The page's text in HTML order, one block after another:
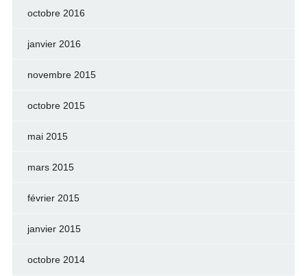
octobre 2016
janvier 2016
novembre 2015
octobre 2015
mai 2015
mars 2015
février 2015
janvier 2015
octobre 2014